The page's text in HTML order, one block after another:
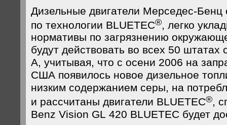
Дизельные двигатели Мерседес-Бенц
по технологии BLUETEC®, легко
нормативы по загрязнению
будут действовать во всех 50 штатах
А, учитывая, что с осени 2006 на
США появилось новое дизельное
низким содержанием серы, на
и рассчитаны двигатели BLUETEC®,
Benz Vision GL 420 BLUETEC будет